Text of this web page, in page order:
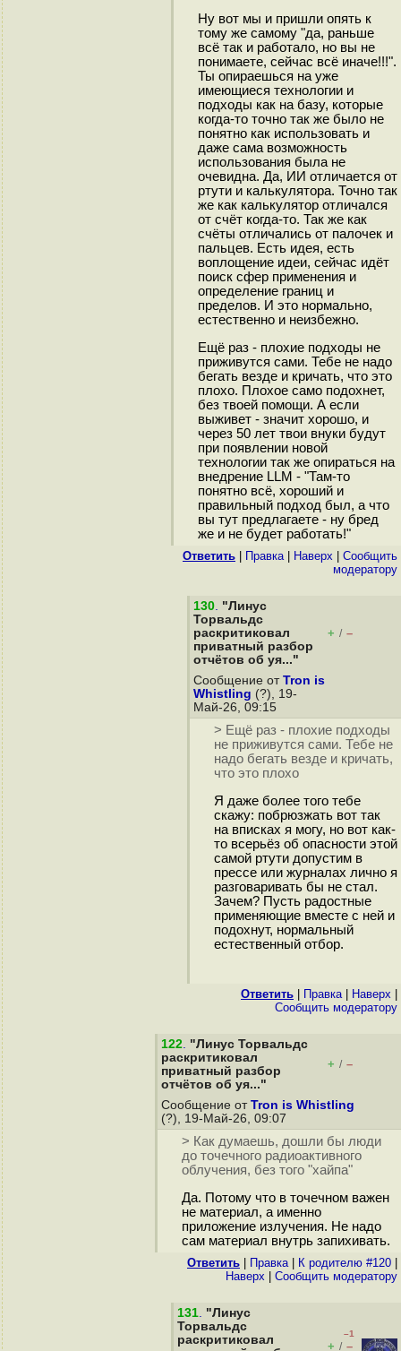
Ну вот мы и пришли опять к
тому же самому "да, раньше
всё так и работало, но вы не
понимаете, сейчас всё иначе!!!".
Ты опираешься на уже
имеющиеся технологии и
подходы как на базу, которые
когда-то точно так же было не
понятно как использовать и
даже сама возможность
использования была не
очевидна. Да, ИИ отличается от
ртути и калькулятора. Точно так
же как калькулятор отличался
от счёт когда-то. Так же как
счёты отличались от палочек и
пальцев. Есть идея, есть
воплощение идеи, сейчас идёт
поиск сфер применения и
определение границ и
пределов. И это нормально,
естественно и неизбежно.
Ещё раз - плохие подходы не
приживутся сами. Тебе не надо
бегать везде и кричать, что это
плохо. Плохое само подохнет,
без твоей помощи. А если
выживет - значит хорошо, и
через 50 лет твои внуки будут
при появлении новой
технологии так же опираться на
внедрение LLM - "Там-то
понятно всё, хороший и
правильный подход был, а что
вы тут предлагаете - ну бред
же и не будет работать!"
Ответить Правка| Наверх
Cообщить
модератору
130. "Линус
Торвальдс
раскритиковал
приватный разбор
отчётов об уя..."
+ / –
Сообщение от Tron is
Whistling (?), 19-
Май-26, 09:15
> Ещё раз - плохие подходы
не приживутся сами. Тебе не
надо бегать везде и кричать,
что это плохо
Я даже более того тебе
скажу: побрюзжать вот так
на вписках я могу, но вот как-
то всерьёз об опасности этой
самой ртути допустим в
прессе или журналах лично я
разговаривать бы не стал.
Зачем? Пусть радостные
применяющие вместе с ней и
подохнут, нормальный
естественный отбор.
Ответить Правка| Наверх
Cообщить модератору
122. "Линус Торвальдс
раскритиковал
приватный разбор
отчётов об уя..."
+ / –
Сообщение от Tron is Whistling
(?), 19-Май-26, 09:07
> Как думаешь, дошли бы люди
до точечного радиоактивного
облучения, без того "хайпа"
Да. Потому что в точечном важен
не материал, а именно
приложение излучения. Не надо
сам материал внутрь запихивать.
Ответить Правка| К родителю #120
Наверх
Cообщить модератору
131. "Линус
Торвальдс
раскритиковал
–1
+ / –